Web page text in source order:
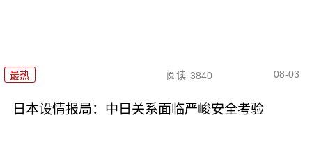
最热 阅读 3840 08-03
日本设情报局：中日关系面临严峻安全考验